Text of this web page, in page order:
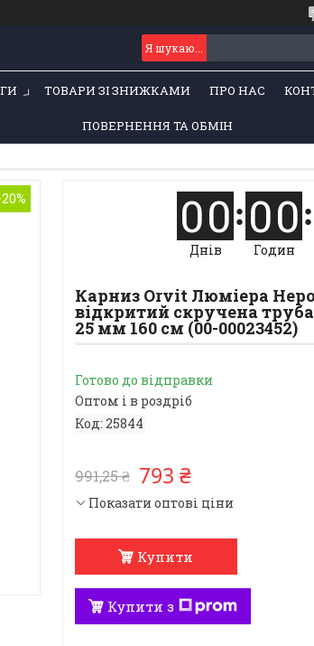
ТОВАРИ ЗІ ЗНИЖКАМИ ПРО НАС
ПОВЕРНЕННЯ ТА ОБМІН
00
Днів
00
Годин
Карниз Orvit Люміера
відкритий скручена
25 мм 160 см (00-00023452)
Готово до відправки
Оптом і в роздріб
Код: 25844
991,25 ₴ 793 ₴
Показати оптові ціни
Купити
Купити з